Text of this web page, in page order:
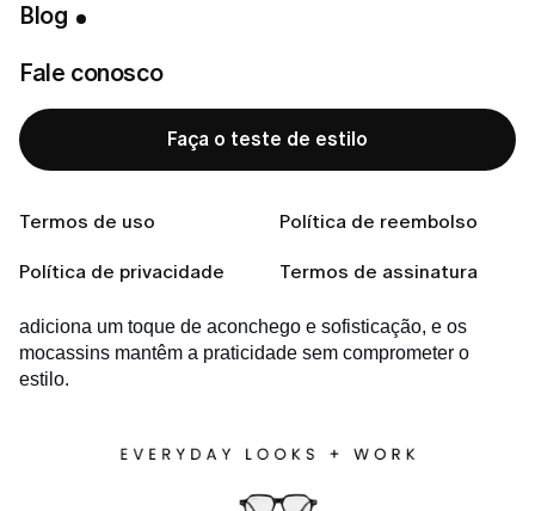
Blog
Fale conosco
Faça o teste de estilo
Termos de uso Política de reembolso
Política de privacidade Termos de assinatura
momento de se vestir simples e divertido.
Looks Casuais para o
Trabalho
e conforto. A camisa oferece um visual polido, enquanto a
adiciona um toque de aconchego e sofisticação, e os
mocassins mantêm a praticidade sem comprometer o
estilo.